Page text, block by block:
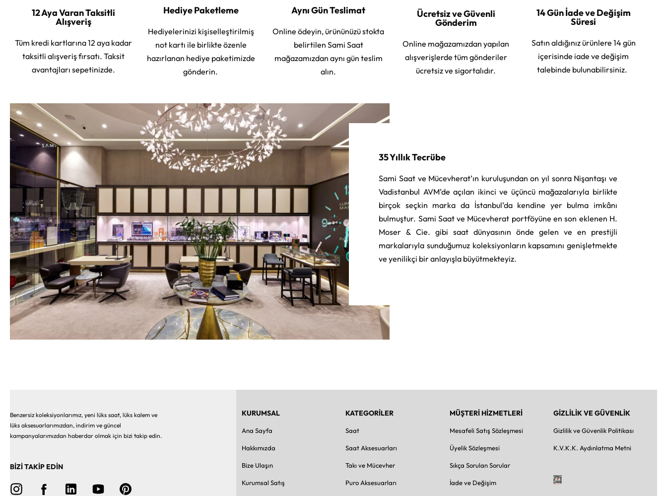
12 Aya Varan Taksitli
Alışveriş
Tüm kredi kartlarına 12 aya kadar
taksitli alışveriş fırsatı. Taksit
avantajları sepetinizde.
Hediye Paketleme
Hediyelerinizi kişiselleştirilmiş
not kartı ile birlikte özenle
hazırlanan hediye paketimizde
gönderin.
Aynı Gün Teslimat
Online ödeyin, ürününüzü stokta
belirtilen Sami Saat
mağazamızdan aynı gün teslim
alın.
Ücretsiz ve Güvenli
Gönderim
Online mağazamızdan yapılan
alışverişlerde tüm gönderiler
ücretsiz ve sigortalıdır.
14 Gün İade ve Değişim
Süresi
Satın aldığınız ürünlere 14 gün
içerisinde iade ve değişim
talebinde bulunabilirsiniz.
35 Yıllık Tecrübe
Sami Saat ve Mücevherat’ın kuruluşundan on yıl sonra Nişantaşı ve
Vadistanbul AVM’de açılan ikinci ve üçüncü mağazalarıyla birlikte
birçok seçkin marka da İstanbul’da kendine yer bulma imkânı
bulmuştur. Sami Saat ve Mücevherat portföyüne en son eklenen H.
Moser & Cie. gibi saat dünyasının önde gelen ve en prestijli
markalarıyla sunduğumuz koleksiyonların kapsamını genişletmekte
ve yenilikçi bir anlayışla büyütmekteyiz.
Benzersiz koleksiyonlarımız, yeni lüks saat, lüks kalem ve
lüks aksesuarlarımızdan, indirim ve güncel
kampanyalarımızdan haberdar olmak için bizi takip edin.
BİZİ TAKİP EDİN
KURUMSAL
Ana Sayfa
Hakkımızda
Bize Ulaşın
Kurumsal Satış
KATEGORİLER
Saat
Saat Aksesuarları
Takı ve Mücevher
Puro Aksesuarları
MÜŞTERİ HİZMETLERİ
Mesafeli Satış Sözleşmesi
Üyelik Sözleşmesi
Sıkça Sorulan Sorular
İade ve Değişim
GİZLİLİK VE GÜVENLİK
Gizlilik ve Güvenlik Politikası
K.V.K.K. Aydınlatma Metni